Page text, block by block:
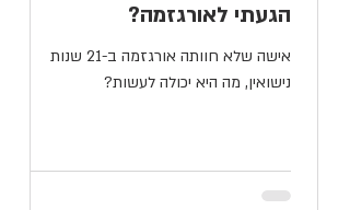
הגעתי לאורגזמה?
אישה שלא חוותה אורגזמה ב-21 שנות
נישואין, מה היא יכולה לעשות?